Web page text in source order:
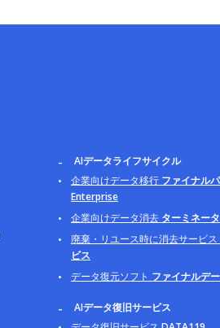
AIデータライフサイクル
企業向けデータ移行 ファイナル
Enterprise
企業向けデータ消去 ターミネー
廃棄・リユース時に消去サービス
ビス
データ復元ソフト ファイナルデ
AIデータ復旧サービス